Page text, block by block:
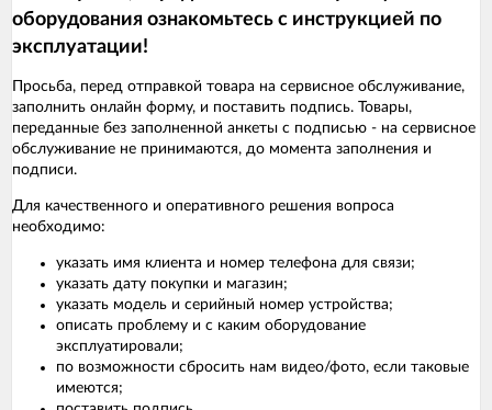
оборудования ознакомьтесь с инструкцией по
эксплуатации!
Просьба, перед отправкой товара на сервисное обслуживание,
заполнить онлайн форму, и поставить подпись. Товары,
переданные без заполненной анкеты с подписью - на сервисное
обслуживание не принимаются, до момента заполнения и
подписи.
Для качественного и оперативного решения вопроса
необходимо:
указать имя клиента и номер телефона для связи;
указать дату покупки и магазин;
указать модель и серийный номер устройства;
описать проблему и с каким оборудование
эксплуатировали;
по возможности сбросить нам видео/фото, если таковые
имеются;